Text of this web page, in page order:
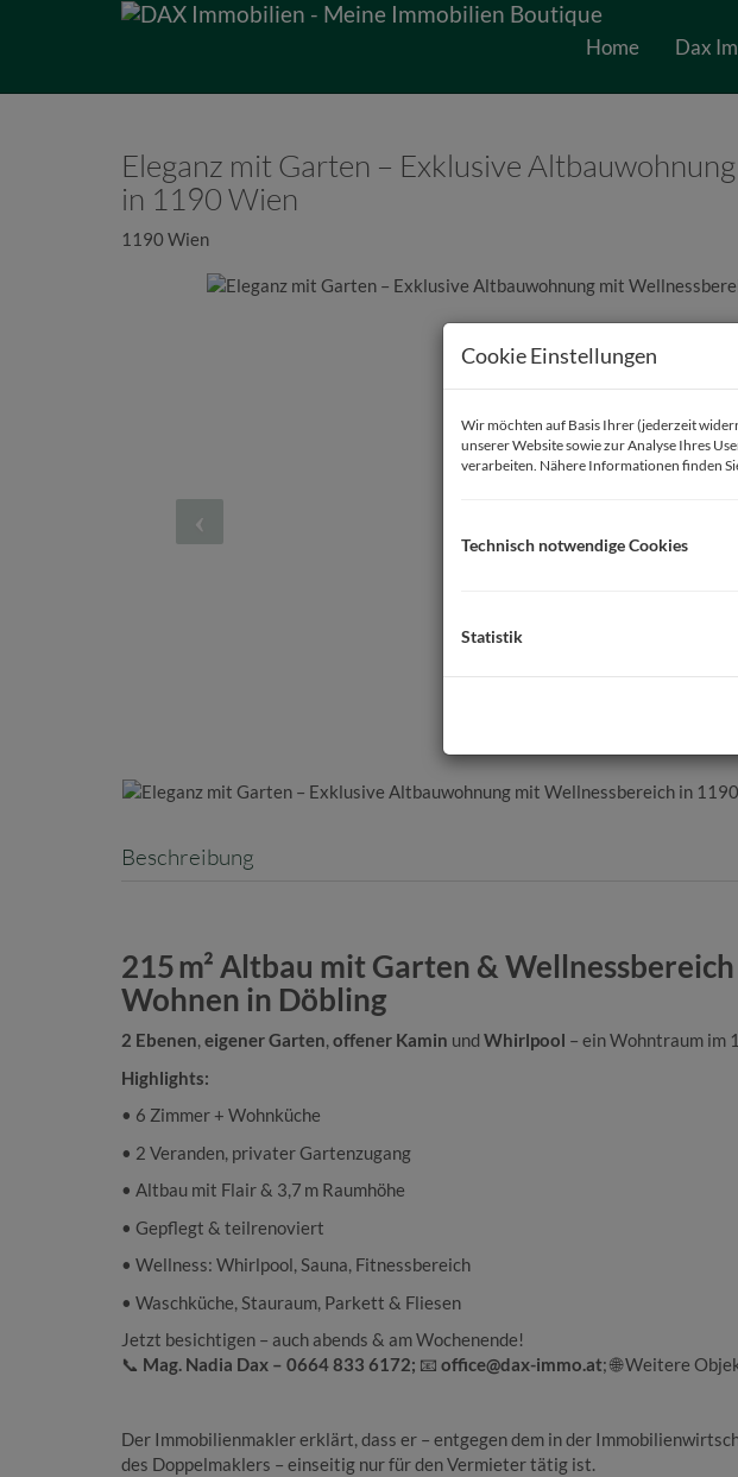
Home Dax
Eleganz mit Garten – Exklusive
in 1190 Wien
1190 Wien
Beschreibung
215 m² Altbau mit Garten &
Wohnen in Döbling
2 Ebenen, eigener Garten, offener Kamin und Whirlpool – ein Wohntraum im
Highlights:
• 6 Zimmer + Wohnküche
• 2 Veranden, privater Gartenzugang
• Altbau mit Flair & 3,7 m Raumhöhe
• Gepflegt & teilrenoviert
• Wellness: Whirlpool, Sauna, Fitnessbereich
• Waschküche, Stauraum, Parkett & Fliesen
Jetzt besichtigen – auch abends & am Wochenende!
📞 Mag. Nadia Dax – 0664 833 6172; 📧 office@dax-immo.at; 🌐 Weitere
Der Immobilienmakler erklärt, dass er – entgegen dem in der
des Doppelmaklers – einseitig nur für den Vermieter tätig ist.
Cookie Einstellungen
Wir möchten auf Basis Ihrer (jederzeit
unserer Website sowie zur Analyse Ihres
verarbeiten. Nähere Informationen finden
Technisch notwendige Cookies
Statistik